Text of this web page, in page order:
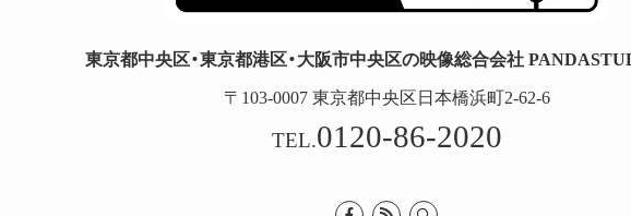
東京都中央区・東京都港区・大阪市中央区の映像総合会社
〒103-0007 東京都中央区日本橋浜町2-62-6
TEL.0120-86-2020